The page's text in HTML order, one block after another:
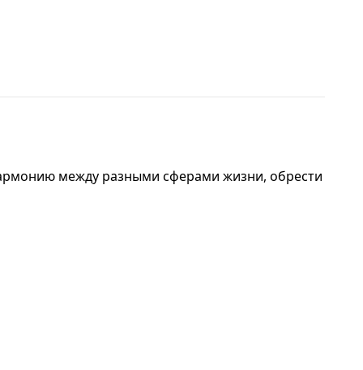
между разными сферами жизни, обрести